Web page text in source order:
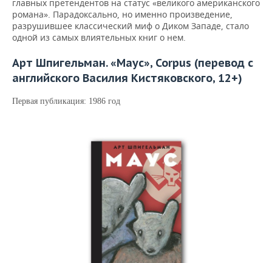
главных претендентов на статус «великого американского
романа». Парадоксально, но именно произведение,
разрушившее классический миф о Диком Западе, стало
одной из самых влиятельных книг о нем.
Арт Шпигельман. «Маус», Corpus (перевод с
английского Василия Кистяковского, 12+)
Первая публикация: 1986 год